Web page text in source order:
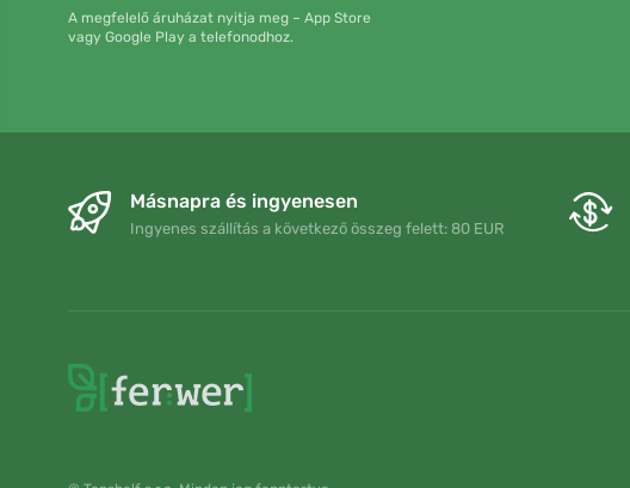
A megfelelő áruházat nyitja meg – App Store
vagy Google Play a telefonodhoz.
Másnapra és ingyenesen
Ingyenes szállítás a következő összeg felett: 80 EUR